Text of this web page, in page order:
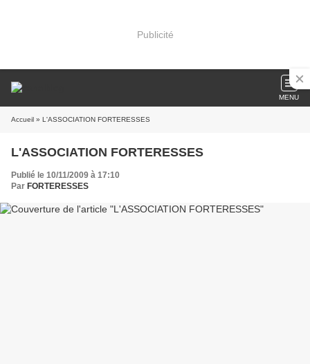
Publicité
MENU
Accueil » L'ASSOCIATION FORTERESSES
L'ASSOCIATION FORTERESSES
Publié le 10/11/2009 à 17:10
Par FORTERESSES